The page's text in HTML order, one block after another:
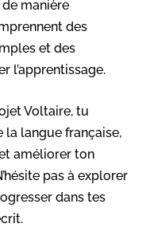
manière
des
et des
l’apprentissage.
Voltaire, tu
langue française,
améliorer ton
pas à explorer
dans tes